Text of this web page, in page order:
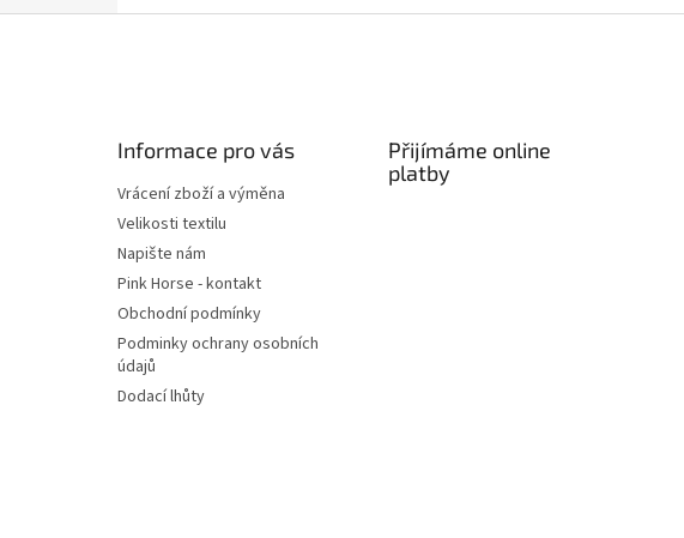
Informace pro vás
Vrácení zboží a výměna
Velikosti textilu
Napište nám
Pink Horse - kontakt
Obchodní podmínky
Podminky ochrany osobních
údajů
Dodací lhůty
Přijímáme online
platby